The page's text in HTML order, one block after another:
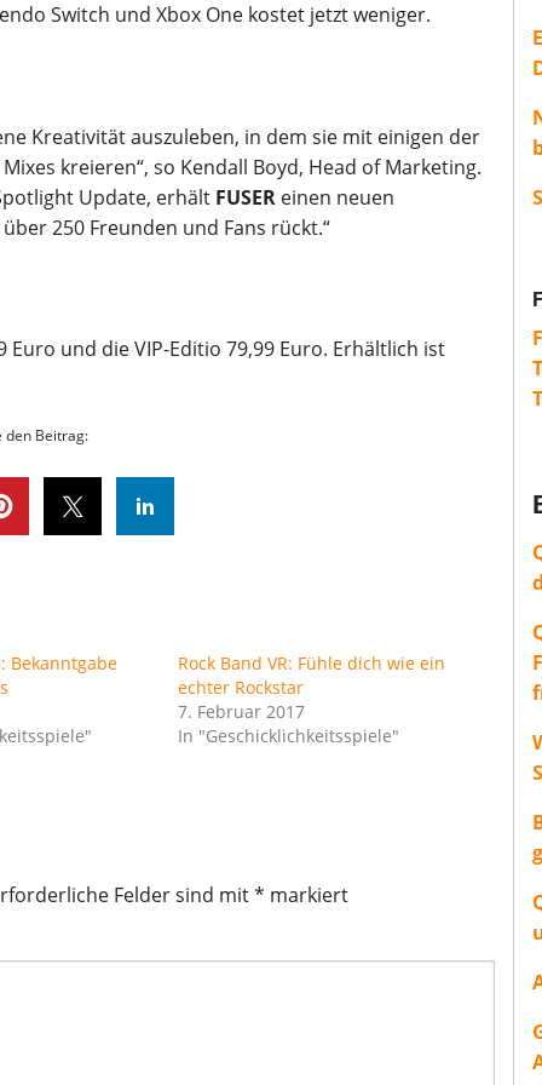
Switch und Xbox One kostet jetzt weniger.
Kreativität auszuleben, in dem sie mit einigen der
kreieren“, so Kendall Boyd, Head of Marketing.
Update, erhält FUSER einen neuen
250 Freunden und Fans rückt.“
und die VIP-Editio 79,99 Euro. Erhältlich ist
den Beitrag:
Bekanntgabe
Rock Band VR: Fühle dich wie ein
echter Rockstar
7. Februar 2017
In "Geschicklichkeitsspiele"
Felder sind mit* markiert